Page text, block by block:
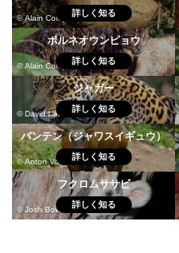
© Alain Compost / WWF
詳しく知る
© Alain Compost / WWF
ボルネオウンピョウ
詳しく知る
© David Lawson / WWF-UK
ジャガー
詳しく知る
© Anton Vorauer / WWF
バンテン（ジャワスイギュウ）
詳しく知る
© Josh Bowell
フクロムササビ
詳しく知る